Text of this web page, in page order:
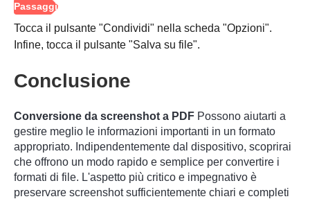
Passaggio
3.
Tocca il pulsante "Condividi" nella scheda "Opzioni".
Infine, tocca il pulsante "Salva su file".
Conclusione
Conversione da screenshot a PDF Possono aiutarti a
gestire meglio le informazioni importanti in un formato
appropriato. Indipendentemente dal dispositivo, scoprirai
che offrono un modo rapido e semplice per convertire i
formati di file. L'aspetto più critico e impegnativo è
preservare screenshot sufficientemente chiari e completi